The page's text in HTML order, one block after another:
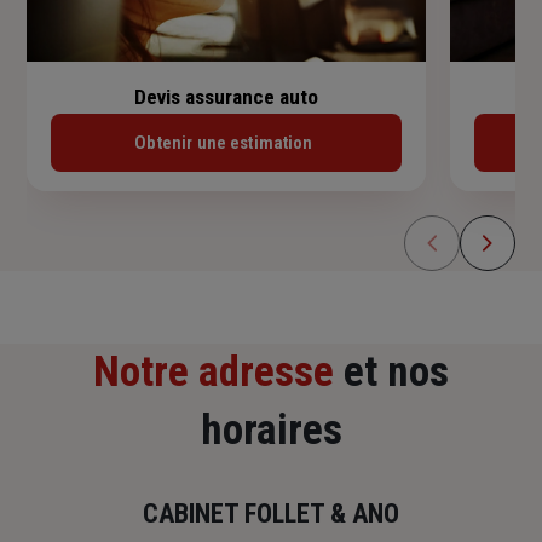
Devis assurance auto
Obtenir une estimation
Notre adresse et nos
horaires
CABINET FOLLET & ANO